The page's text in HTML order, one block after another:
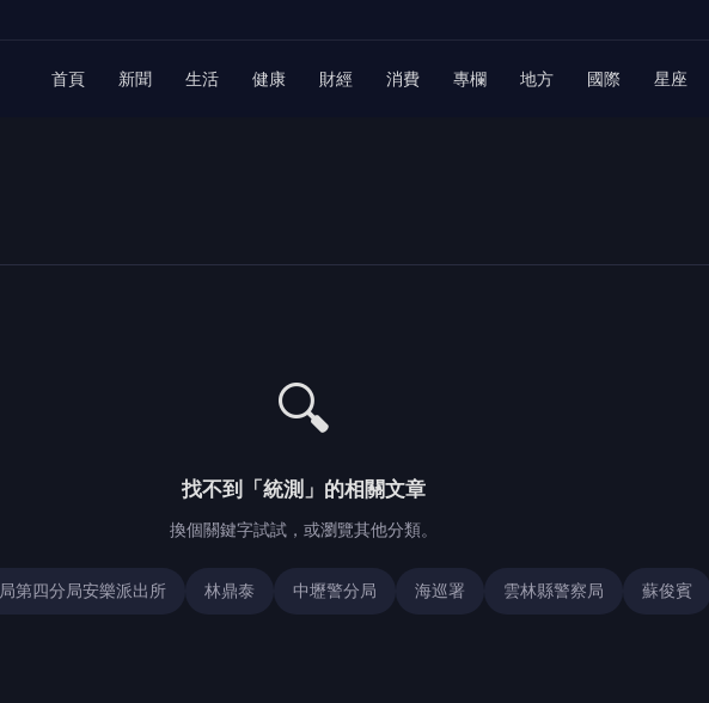
首頁 新聞 生活 健康 財經 消費 專欄 地方 國際 星座
🔍
找不到「統測」的相關文章
換個關鍵字試試，或瀏覽其他分類。
第四分局安樂派出所 林鼎泰 中壢警分局 海巡署 雲林縣警察局 蘇俊賓